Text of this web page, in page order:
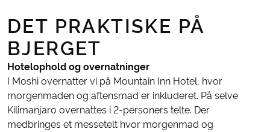
DET PRAKTISKE PÅ
BJERGET
Hotelophold og overnatninger
I Moshi overnatter vi på Mountain Inn Hotel, hvor
morgenmaden og aftensmad er inkluderet. På selve
Kilimanjaro overnattes i 2-personers telte. Der
medbringes et messetelt hvor morgenmad og